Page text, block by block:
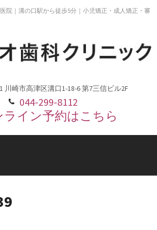
院｜溝の口駅から徒歩5分｜小児矯正・成人矯正・審
川崎市高津区溝口1-18-6 第7三信ビル2F
044-299-8112
ライン予約はこちら